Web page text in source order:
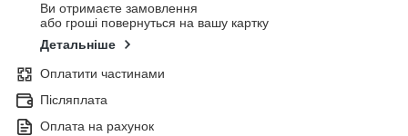
Ви отримаєте замовлення
або гроші повернуться на вашу картку
Детальніше
Оплатити частинами
Післяплата
Оплата на рахунок